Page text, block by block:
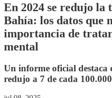
En 2024 se redujo la
Bahía: los datos que
importancia de
mental
Un informe oficial destaca
redujo a 7 de cada